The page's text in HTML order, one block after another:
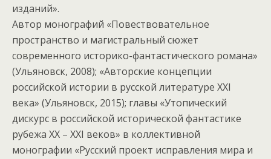
изданий».
Автор монографий «Повествовательное
пространство и магистральный сюжет
современного историко-фантастического романа»
(Ульяновск, 2008); «Авторские концепции
российской истории в русской литературе XXI
века» (Ульяновск, 2015); главы «Утопический
дискурс в российской исторической фантастике
рубежа XX – XXI веков» в коллективной
монографии «Русский проект исправления мира и